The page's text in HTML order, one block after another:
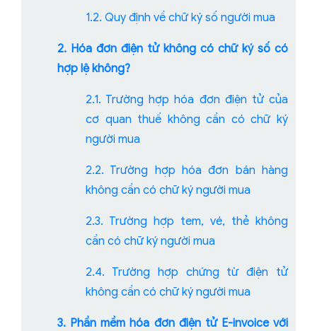
1.2. Quy định về chữ ký số người mua
2. Hóa đơn điện tử không có chữ ký số có
hợp lệ không?
2.1. Trường hợp hóa đơn điện tử của
cơ quan thuế không cần có chữ ký
người mua
2.2. Trường hợp hóa đơn bán hàng
không cần có chữ ký người mua
2.3. Trường hợp tem, vé, thẻ không
cần có chữ ký người mua
2.4. Trường hợp chứng từ điện tử
không cần có chữ ký người mua
3. Phần mềm hóa đơn điện tử E-invoice với